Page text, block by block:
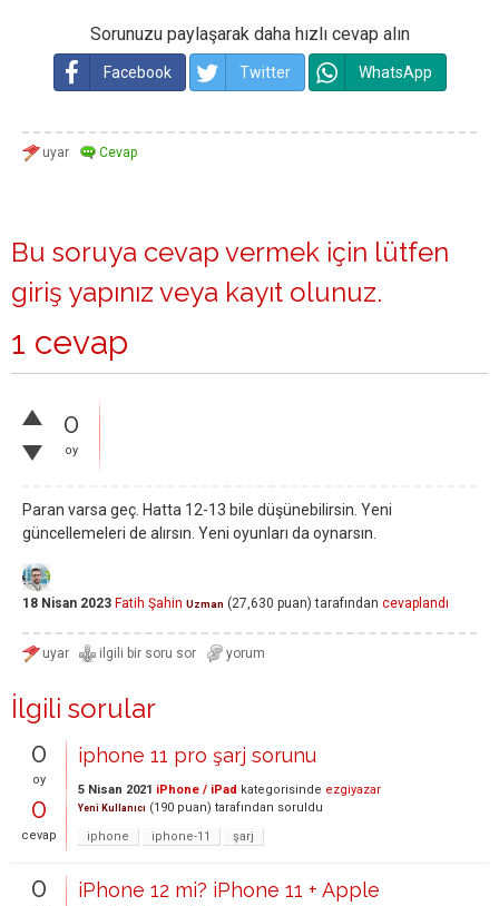
Sorunuzu paylaşarak daha hızlı cevap alın
Facebook Twitter WhatsApp
Bu soruya cevap vermek için lütfen
giriş yapınız veya kayıt olunuz.
1 cevap
0
oy
Paran varsa geç. Hatta 12-13 bile düşünebilirsin. Yeni
güncellemeleri de alırsın. Yeni oyunları da oynarsın.
18 Nisan 2023 Fatih Şahin Uzman (27,630 puan) tarafından cevaplandı
İlgili sorular
0
oy
0
cevap
iphone 11 pro şarj sorunu
5 Nisan 2021 iPhone / iPad kategorisinde ezgiyazar
Yeni Kullanıcı (190 puan) tarafından soruldu
iphone
iphone-11 şarj
0
iPhone 12 mi? iPhone 11 + Apple